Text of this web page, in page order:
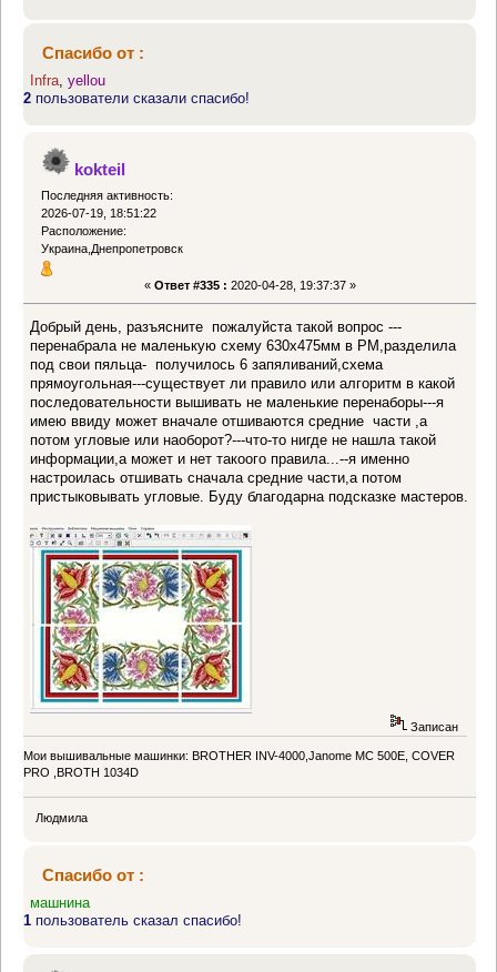
Спасибо от :
Infra ,yellou
2 пользователи сказали спасибо!
kokteil
Последняя активность:
2026-07-19, 18:51:22
Расположение:
Украина,Днепропетровск
« Ответ #335 : 2020-04-28, 19:37:37 »
Добрый день, разъясните пожалуйста такой вопрос ---
перенабрала не маленькую схему 630х475мм в РМ,разделила
под свои пяльца- получилось 6 запяливаний,схема
прямоугольная---существует ли правило или алгоритм в какой
последовательности вышивать не маленькие перенаборы---я
имею ввиду может вначале отшиваются средние части ,а
потом угловые или наоборот?---что-то нигде не нашла такой
информации,а может и нет такоого правила...--я именно
настроилась отшивать сначала средние части,а потом
пристыковывать угловые. Буду благодарна подсказке мастеров.
Записан
Мои вышивальные машинки: BROTHER INV-4000,Janome MC 500E, COVER
PRO ,BROTH 1034D
Людмила
Спасибо от :
машнина
1 пользователь сказал спасибо!